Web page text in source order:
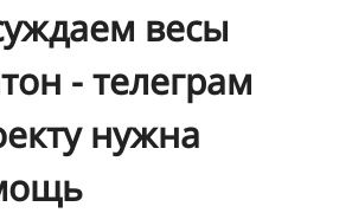
весы
- телеграм
нужна